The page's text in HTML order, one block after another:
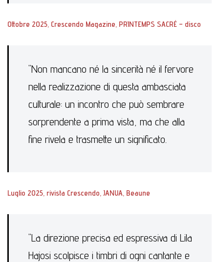
Ottobre 2025, Crescendo Magazine, PRINTEMPS SACRÉ – disco
"Non mancano né la sincerità né il fervore
nella realizzazione di questa ambasciata
culturale: un incontro che può sembrare
sorprendente a prima vista, ma che alla
fine rivela e trasmette un significato.
Luglio 2025, rivista Crescendo, JANUA, Beaune
"La direzione precisa ed espressiva di Lila
Hajosi scolpisce i timbri di ogni cantante e